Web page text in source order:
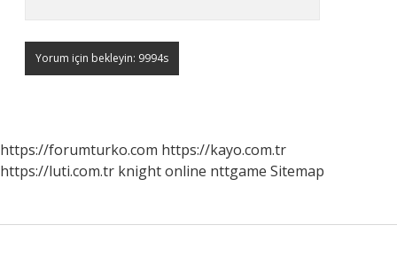
https://forumturko.com https://kayo.com.tr
https://luti.com.tr knight online nttgame Sitemap